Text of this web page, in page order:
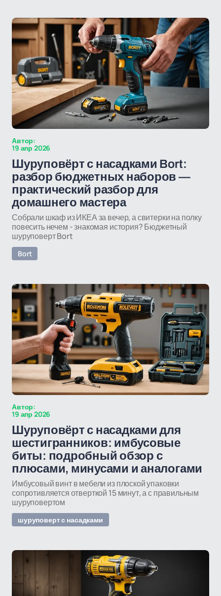
Автор:
19 апр 2026
Шуруповёрт с насадками Bort:
разбор бюджетных наборов —
практический разбор для
домашнего мастера
Собрали шкаф из ИКЕА за вечер, а свитерки на полку
повесить нечем - знакомая история? Бюджетный
шуруповерт Bort
Bort
Автор:
19 апр 2026
Шуруповёрт с насадками для
шестигранников: имбусовые
биты: подробный обзор с
плюсами, минусами и аналогами
Имбусовый винт в мебели из плоской упаковки
сопротивляется отверткой 15 минут, а с правильным
шуруповертом
шуруповерт с насадками